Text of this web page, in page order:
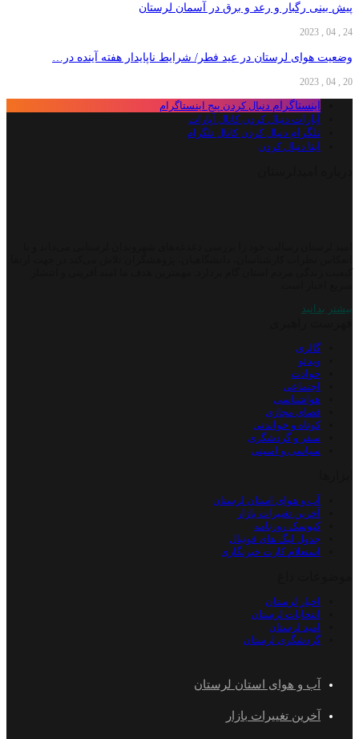
پیش بینی رگبار و رعد و برق در آسمان لرستان
24 , 04 , 2023
وضعیت هوای لرستان در عید فطر/ شرایط ناپایدار ‌هفته آینده در…
20 , 04 , 2023
اینستاگرام دنبال کردن پیج اینستاگرام
آپارات دنبال کردن کانال آپارات
تلگرام دنبال کردن کانال تلگرام
ایتا دنبال کردن
بیشتر بدانید
گالری
ویدئو
حوادث
اجتماعی
هواشناسی
فضای مجازی
کوتاه و خواندنی
سفر و گردشگری
سیاسی و امنیتی
آب و هوای استان لرستان
آخرین تغییرات بازار
کیوسک روزنامه
جدول لیگ های فوتبال
استعلام کارت خبرنگاری
اخبار لرستان
انتخابات لرستان
امید لرستان
گردشگری لرستان
آب و هوای استان لرستان
آخرین تغییرات بازار